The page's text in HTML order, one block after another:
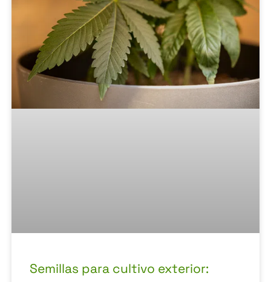
Semillas para cultivo exterior: